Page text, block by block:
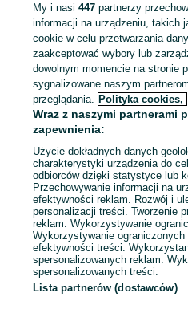
KATEGORIA
758283115
Zadzwoń / SMS
My i nasi447 partnerzy
informacji na urządzeniu, takich
cookie w celu przetwarzania
zaakceptować wybory lub
dowolnym momencie na stronie
sygnalizowane naszym
przeglądania. Polityka cookies,
Wraz z naszymi partnerami
zapewnienia:
Użycie dokładnych danych
charakterystyki urządzenia do
odbiorców dzięki statystyce lub
Przechowywanie informacji na
efektywności reklam. Rozwój i
personalizacji treści. Tworzenie
reklam. Wykorzystywanie
Wykorzystywanie
efektywności treści.
spersonalizowanych reklam.
spersonalizowanych treści.
Lista partnerów (dostawców)